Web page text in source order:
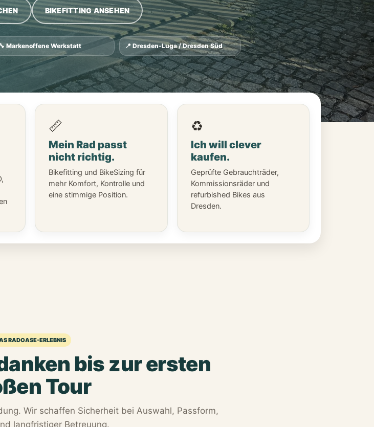
BIKEFITTING ANSEHEN
Markenoffene Werkstatt 📍 Dresden-Luga / Dresden Süd
📏
Mein Rad passt
nicht richtig.
Bikefitting und BikeSizing für
mehr Komfort, Kontrolle und
eine stimmige Position.
♻️
Ich will clever
kaufen.
Geprüfte Gebrauchträder,
Kommissionsräder und
refurbished Bikes aus
Dresden.
RADOASE-ERLEBNIS
bis zur ersten
Tour
Wir schaffen Sicherheit bei Auswahl, Passform,
langfristiger Betreuung.